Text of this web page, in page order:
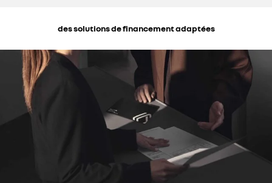
des solutions de financement adaptées